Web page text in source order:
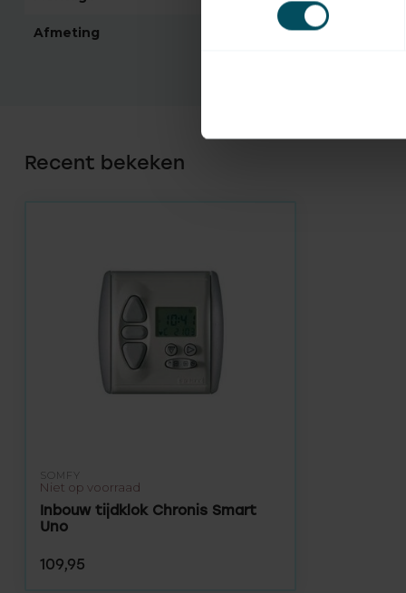
Afmeting 80x80x17
Recent bekeken
SOMFY
Niet op voorraad
Inbouw tijdklok Chronis Smart
Uno
109,95